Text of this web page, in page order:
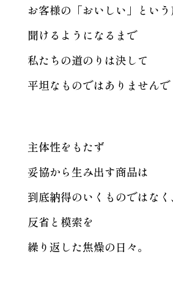
お客様の「おいしい」とい
聞けるようになるまで
私たちの道のりは決して
平坦なものではありませんで
主体性をもたず
妥協から生み出す商品は
到底納得のいくものではなく、
反省と模索を
繰り返した焦燥の日々。